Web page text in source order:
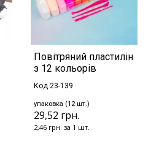
Повітряний пластилін
з 12 кольорів
Код 23-139
упаковка (12 шт.)
29,52 грн.
2,46 грн. за 1 шт.